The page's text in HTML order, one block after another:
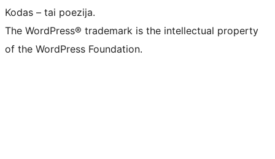
Kodas – tai poezija.
The WordPress® trademark is the intellectual property
of the WordPress Foundation.